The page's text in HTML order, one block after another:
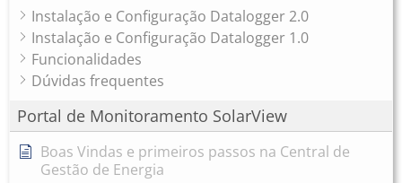
Instalação e Configuração Datalogger 2.0
Instalação e Configuração Datalogger 1.0
Funcionalidades
Dúvidas frequentes
Portal de Monitoramento SolarView
Boas Vindas e primeiros passos na Central de
Gestão de Energia